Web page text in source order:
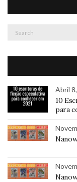
Abril
10
para